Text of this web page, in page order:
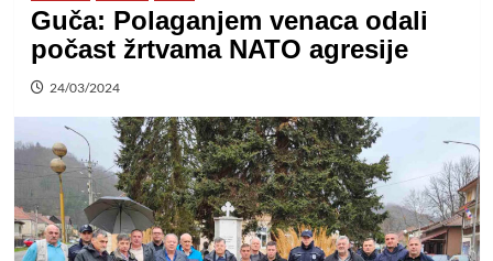
Guča: Polaganjem venaca odali
počast žrtvama NATO agresije
24/03/2024